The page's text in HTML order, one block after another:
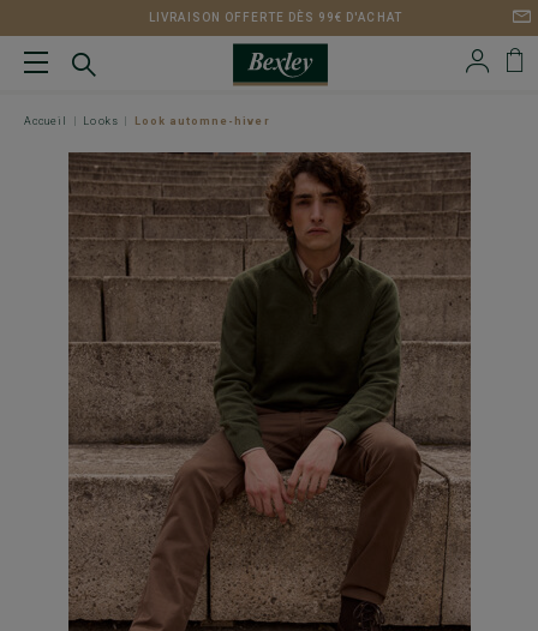
LIVRAISON OFFERTE DÈS 99€ D'ACHAT
Accueil Looks Look automne-hiver